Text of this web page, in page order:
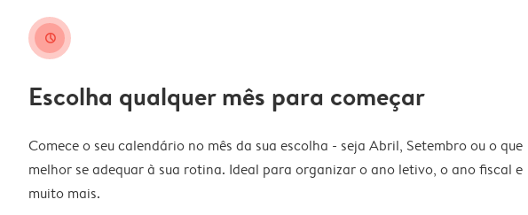
clock
Escolha qualquer mês para começar
Comece o seu calendário no mês da sua escolha - seja Abril, Setembro ou o que
melhor se adequar à sua rotina. Ideal para organizar o ano letivo, o ano fiscal e
muito mais.